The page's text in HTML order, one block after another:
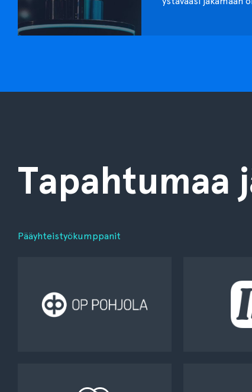
Tapahtumaa
Pääyhteistyökumppanit